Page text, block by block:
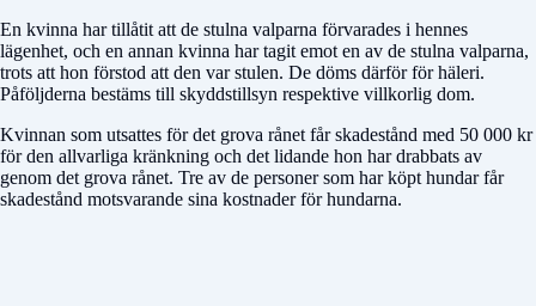
En kvinna har tillåtit att de stulna valparna förvarades i hennes
lägenhet, och en annan kvinna har tagit emot en av de stulna valparna,
trots att hon förstod att den var stulen. De döms därför för häleri.
Påföljderna bestäms till skyddstillsyn respektive villkorlig dom.
Kvinnan som utsattes för det grova rånet får skadestånd med 50 000 kr
för den allvarliga kränkning och det lidande hon har drabbats av
genom det grova rånet. Tre av de personer som har köpt hundar får
skadestånd motsvarande sina kostnader för hundarna.